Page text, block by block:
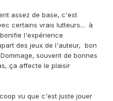
assez de base, c'est
certains vrais lutteurs... à
l'expérience
des jeux de l'auteur, bon
souvent de bonnes
ça affecte le plaisir
vu que c'est juste jouer